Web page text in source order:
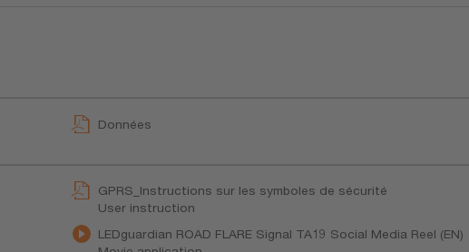
Données
GPRS_Instructions sur les symboles de sécurité
User instruction
LEDguardian ROAD FLARE Signal TA19 Social Media Reel (EN)